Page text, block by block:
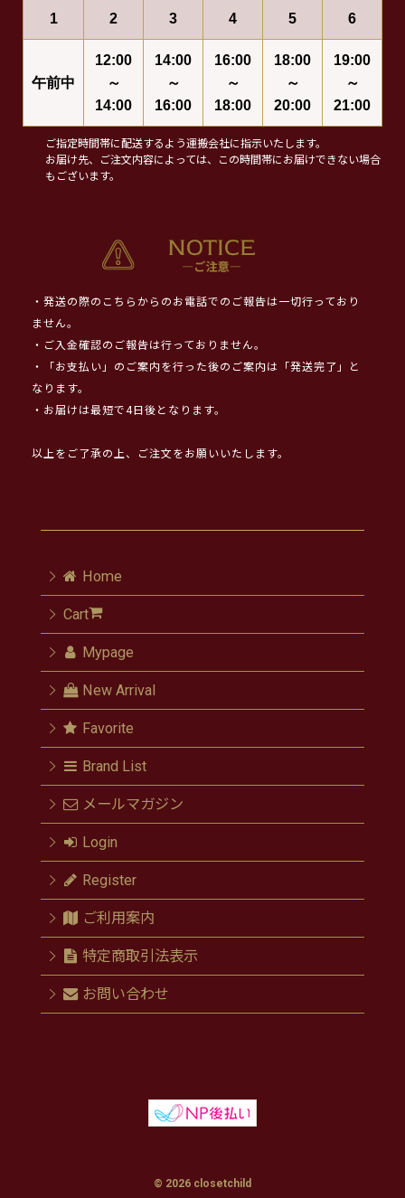
1 2 3 4 5 6
午前中
12:00
～
14:00
14:00
～
16:00
16:00
～
18:00
18:00
～
20:00
19:00
～
21:00
ご指定時間帯に配送するよう運搬会社に指示いたします。
お届け先、ご注文内容によっては、この時間帯にお届けできない場合
もございます。
・発送の際のこちらからのお電話でのご報告は一切行っており
ません。
・ご入金確認のご報告は行っておりません。
・「お支払い」のご案内を行った後のご案内は「発送完了」と
なります。
・お届けは最短で4日後となります。
以上をご了承の上、ご注文をお願いいたします。
Home
Cart
Mypage
New Arrival
Favorite
Brand List
メールマガジン
Login
Register
ご利用案内
特定商取引法表示
お問い合わせ
© 2026 closetchild